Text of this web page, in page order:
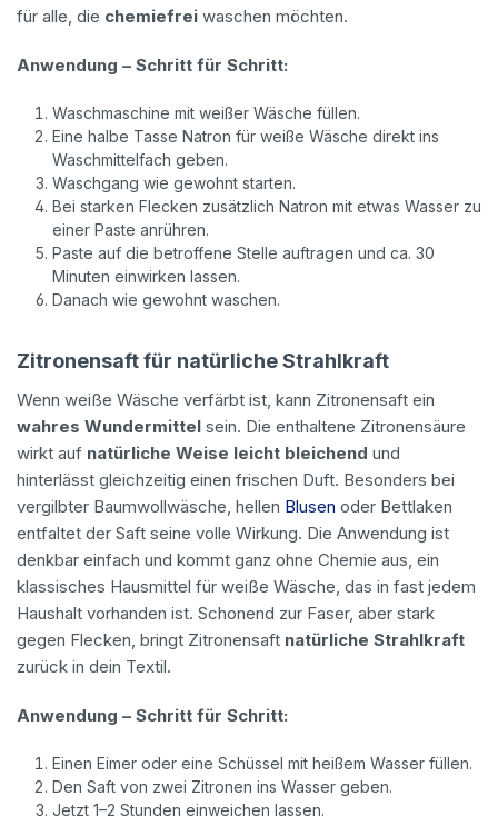
für alle, die chemiefrei waschen möchten.
Anwendung – Schritt für Schritt:
Waschmaschine mit weißer Wäsche füllen.
Eine halbe Tasse Natron für weiße Wäsche direkt ins
Waschmittelfach geben.
Waschgang wie gewohnt starten.
Bei starken Flecken zusätzlich Natron mit etwas Wasser zu
einer Paste anrühren.
Paste auf die betroffene Stelle auftragen und ca. 30
Minuten einwirken lassen.
Danach wie gewohnt waschen.
Zitronensaft für natürliche Strahlkraft
Wenn weiße Wäsche verfärbt ist, kann Zitronensaft ein
wahres Wundermittel sein. Die enthaltene Zitronensäure
wirkt auf natürliche Weise leicht bleichend und
hinterlässt gleichzeitig einen frischen Duft. Besonders bei
vergilbter Baumwollwäsche, hellen Blusen oder Bettlaken
entfaltet der Saft seine volle Wirkung. Die Anwendung ist
denkbar einfach und kommt ganz ohne Chemie aus, ein
klassisches Hausmittel für weiße Wäsche, das in fast jedem
Haushalt vorhanden ist. Schonend zur Faser, aber stark
gegen Flecken, bringt Zitronensaft natürliche Strahlkraft
zurück in dein Textil.
Anwendung – Schritt für Schritt:
Einen Eimer oder eine Schüssel mit heißem Wasser füllen.
Den Saft von zwei Zitronen ins Wasser geben.
Jetzt 1–2 Stunden einweichen lassen.